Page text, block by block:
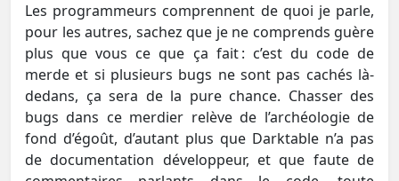
Les programmeurs comprennent de quoi je parle,
pour les autres, sachez que je ne comprends guère
plus que vous ce que ça fait : c’est du code de
merde et si plusieurs bugs ne sont pas cachés là-
dedans, ça sera de la pure chance. Chasser des
bugs dans ce merdier relève de l’archéologie de
fond d’égoût, d’autant plus que Darktable n’a pas
de documentation développeur, et que faute de